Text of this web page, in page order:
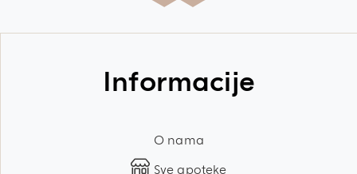
Informacije
O nama
Sve apoteke